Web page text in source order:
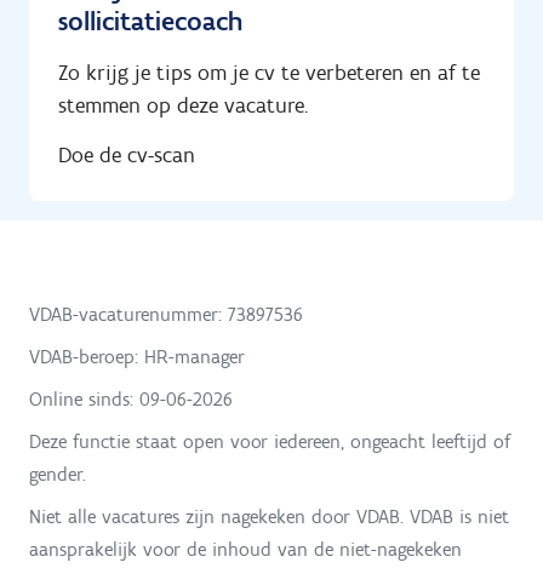
sollicitatiecoach
Zo krijg je tips om je cv te verbeteren en af te
stemmen op deze vacature.
Doe de cv-scan
VDAB-vacaturenummer: 73897536
VDAB-beroep: HR-manager
Online sinds: 09-06-2026
Deze functie staat open voor iedereen, ongeacht leeftijd of
gender.
Niet alle vacatures zijn nagekeken door VDAB. VDAB is niet
aansprakelijk voor de inhoud van de niet-nagekeken